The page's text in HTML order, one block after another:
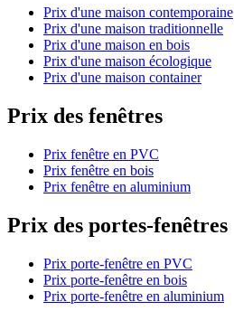
Prix d'une maison contemporaine
Prix d'une maison traditionnelle
Prix d'une maison en bois
Prix d'une maison écologique
Prix d'une maison container
Prix des fenêtres
Prix fenêtre en PVC
Prix fenêtre en bois
Prix fenêtre en aluminium
Prix des portes-fenêtres
Prix porte-fenêtre en PVC
Prix porte-fenêtre en bois
Prix porte-fenêtre en aluminium